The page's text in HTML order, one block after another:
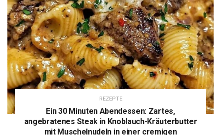
REZEPTE
Ein 30 Minuten Abendessen: Zartes,
angebratenes Steak in Knoblauch-Kräuterbutter
mit Muschelnudeln in einer cremigen